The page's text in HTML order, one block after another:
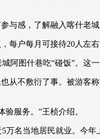
感，了解融入喀什老城
户每月可接待20人左右
什巷吃“碰饭”。这一
敷衍了事。被游客
服务。”王桢介绍。
当地居民就业。今年